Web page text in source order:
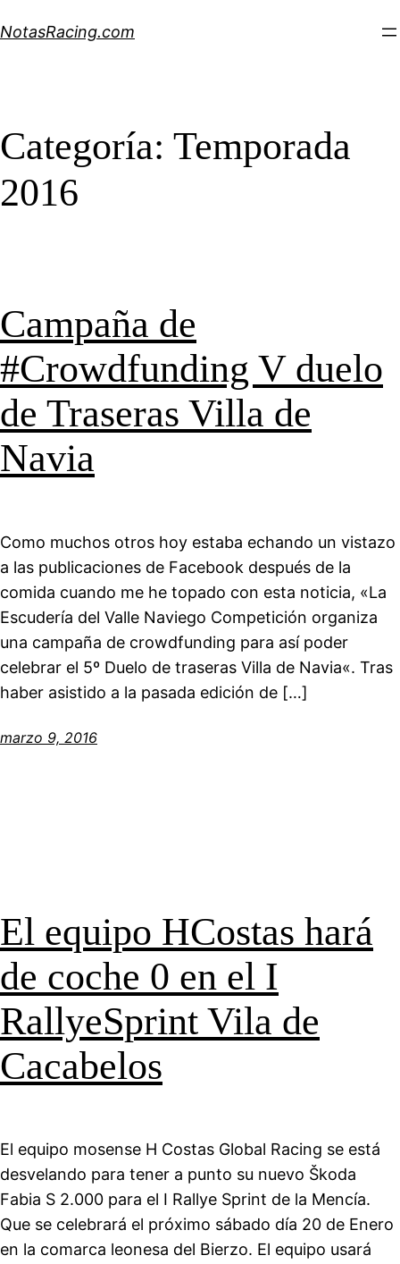
al
NotasRacing.com
Categoría: Temporada
2016
Campaña de
#Crowdfunding V duelo
de Traseras Villa de
Navia
Como muchos otros hoy estaba echando un vistazo
a las publicaciones de Facebook después de la
comida cuando me he topado con esta noticia, «La
Escudería del Valle Naviego Competición organiza
una campaña de crowdfunding para así poder
celebrar el 5º Duelo de traseras Villa de Navia«. Tras
haber asistido a la pasada edición de […]
marzo 9, 2016
El equipo HCostas hará
de coche 0 en el I
RallyeSprint Vila de
Cacabelos
El equipo mosense H Costas Global Racing se está
desvelando para tener a punto su nuevo Škoda
Fabia S 2.000 para el I Rallye Sprint de la Mencía.
Que se celebrará el próximo sábado día 20 de Enero
en la comarca leonesa del Bierzo. El equipo usará